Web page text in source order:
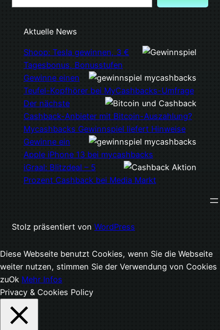
Aktuelle News
Shoop: Tesla gewinnen, 3 €
Tagesbonus, Bonusstufen
Gewinne einen
Teufel-Kopfhörer bei MyCashbacks-Umfrage
Der nächste
Cashback-Anbieter mit Bitcoin-Auszahlung?
Mycashbacks Gewinnspiel liefert Hinweise
Gewinne ein
Apple iPhone 13 bei mycashbacks
iGraal: Blitzdeal – 5
Prozent Cashback bei Media Markt
Stolz präsentiert von WordPress
Diese Webseite benutzt Cookies, wenn Sie die Webseite
weiter nutzen, stimmen Sie der Verwendung von Cookies
zuOk Mehr Infos
Privacy & Cookies Policy